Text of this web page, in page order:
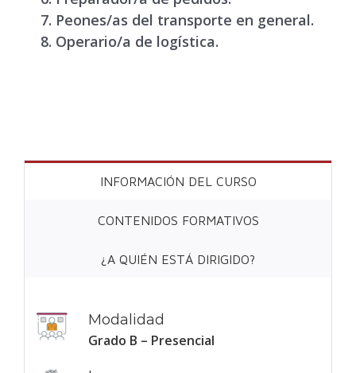
Peones/as del transporte en general.
Operario/a de logística.
INFORMACIÓN DEL CURSO
CONTENIDOS FORMATIVOS
¿A QUIÉN ESTÁ DIRIGIDO?
Modalidad
Grado B – Presencial